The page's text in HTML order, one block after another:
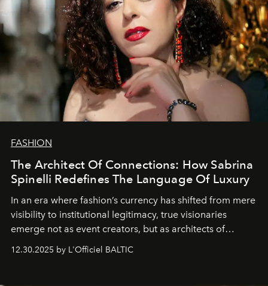
FASHION
The Architect Of Connections: How Sabrina
Spinelli Redefines The Language Of Luxury
In an era where fashion’s currency has shifted from mere
visibility to institutional legitimacy, true visionaries
emerge not as event creators, but as architects of
ecosystems.
Sabrina Spinelli
brand strategist with three decades of mastery in luxury,
12.30.2025 by L'Officiel BALTIC